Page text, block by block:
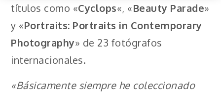
títulos como «Cyclops«, «Beauty Parade»
y «Portraits: Portraits in Contemporary
Photography» de 23 fotógrafos
internacionales.
«Básicamente siempre he coleccionado